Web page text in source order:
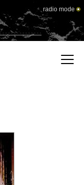
radio mode